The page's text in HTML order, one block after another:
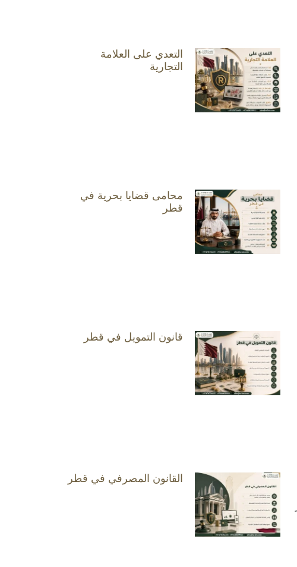
التعدي على العلامة
التجارية
محامى قضايا بحرية في
قطر
قانون التمويل في قطر
القانون المصرفي في قطر